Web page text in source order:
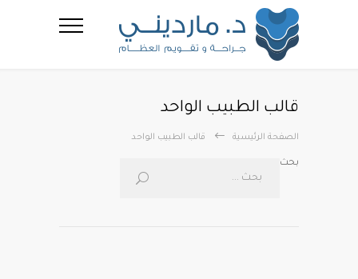
قالب الطبيب الواحد
الصفحة الرئيسية قالب الطبيب الواحد
بحث